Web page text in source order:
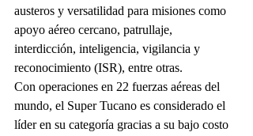
austeros y versatilidad para misiones como
apoyo aéreo cercano, patrullaje,
interdicción, inteligencia, vigilancia y
reconocimiento (ISR), entre otras.
Con operaciones en 22 fuerzas aéreas del
mundo, el Super Tucano es considerado el
líder en su categoría gracias a su bajo costo